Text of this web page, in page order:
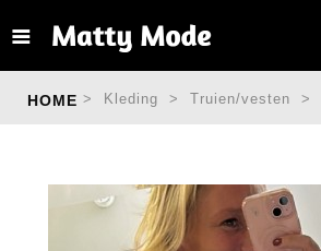
HOME > Kleding > Truien/vesten >